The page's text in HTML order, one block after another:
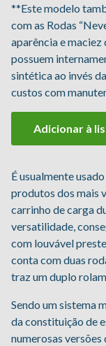
**Este modelo
com as Rodas
aparência e
possuem
sintética ao invés
custos com
Adicionar à
É usualmente
produtos dos mais
carrinho de carga
versatilidade,
com louvável
conta com duas
traz um duplo
Sendo um sistema
da constituição de
numerosas